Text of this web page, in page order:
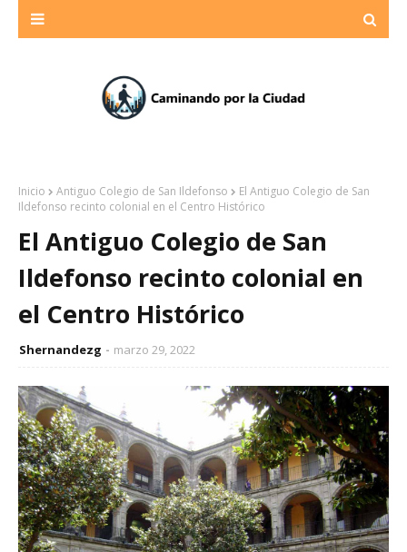
Inicio Antiguo Colegio de San Ildefonso
El Antiguo Colegio de San
Ildefonso recinto colonial en el Centro Histórico
El Antiguo Colegio de San
Ildefonso recinto colonial en
el Centro Histórico
Shernandezg marzo 29, 2022